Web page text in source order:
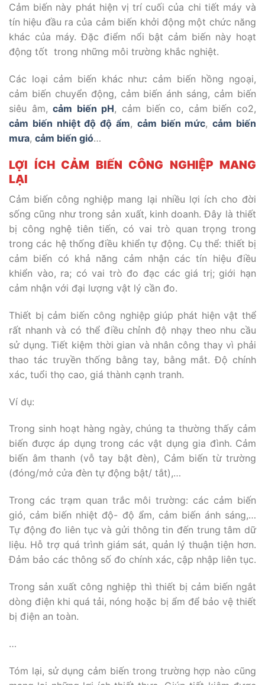
Cảm biến này phát hiện vị trí cuối của chi tiết máy và
tín hiệu đầu ra của cảm biến khởi động một chức năng
khác của máy. Đặc điểm nổi bật cảm biến này hoạt
động tốt trong những môi trường khắc nghiệt.
Các loại cảm biến khác như: cảm biến hồng ngoại,
cảm biến chuyển động, cảm biến ánh sáng, cảm biến
siêu âm,cảm biến pH, cảm biến co, cảm biến co2,
cảm biến nhiệt độ độ ẩm, cảm biến mức,cảm biến
mưa, cảm biến gió…
LỢI ÍCH CẢM BIẾN CÔNG NGHIỆP MANG
LẠI
Cảm biến công nghiệp mang lại nhiều lợi ích cho đời
sống cũng như trong sản xuất, kinh doanh. Đây là thiết
bị công nghệ tiên tiến, có vai trò quan trọng trong
trong các hệ thống điều khiển tự động. Cụ thể: thiết bị
cảm biến có khả năng cảm nhận các tín hiệu điều
khiển vào, ra; có vai trò đo đạc các giá trị; giới hạn
cảm nhận với đại lượng vật lý cần đo.
Thiết bị cảm biến công nghiệp giúp phát hiện vật thể
rất nhanh và có thể điều chỉnh độ nhạy theo nhu cầu
sử dụng. Tiết kiệm thời gian và nhân công thay vì phải
thao tác truyền thống bằng tay, bằng mắt. Độ chính
xác, tuổi thọ cao, giá thành cạnh tranh.
Ví dụ:
Trong sinh hoạt hàng ngày, chúng ta thường thấy cảm
biến được áp dụng trong các vật dụng gia đình. Cảm
biến âm thanh (vỗ tay bật đèn), Cảm biến từ trường
(đóng/mở cửa đèn tự động bật/ tắt),…
Trong các trạm quan trắc môi trường: các cảm biến
gió, cảm biến nhiệt độ- độ ẩm, cảm biến ánh sáng,…
Tự động đo liên tục và gửi thông tin đến trung tâm dữ
liệu. Hỗ trợ quá trình giám sát, quản lý thuận tiện hơn.
Đảm bảo các thông số đo chính xác, cập nhập liên tục.
Trong sản xuất công nghiệp thì thiết bị cảm biến ngắt
dòng điện khi quá tải, nóng hoặc bị ẩm để bảo vệ thiết
bị điện an toàn.
…
Tóm lại, sử dụng cảm biến trong trường hợp nào cũng